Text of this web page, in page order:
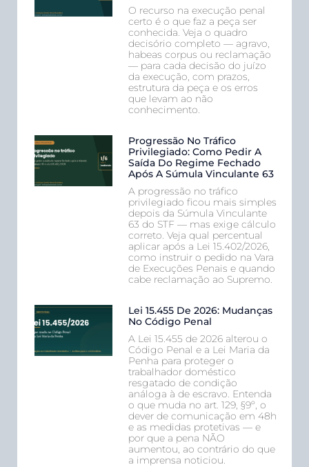
O recurso na execução penal
certo é o que faz a peça ser
conhecida. Veja o quadro
decisório completo — agravo,
habeas corpus ou reclamação
— para cada decisão do juízo
da execução, com prazos,
estrutura da peça e os erros
que levam ao não
conhecimento.
Progressão No Tráfico
Privilegiado: Como Pedir A
Saída Do Regime Fechado
Após A Súmula Vinculante 63
A progressão no tráfico
privilegiado ficou mais simples
depois da Súmula Vinculante
63 do STF — mas exige cálculo
correto. Veja qual percentual
aplicar após a Lei 15.402/2026,
como instruir o pedido na Vara
de Execuções Penais e quando
cabe reclamação ao Supremo.
Lei 15.455 De 2026: Mudanças
No Código Penal
A Lei 15.455 de 2026 alterou o
Código Penal e a Lei Maria da
Penha para proteger o
trabalhador doméstico
resgatado de condição
análoga à de escravo. Entenda
o que muda no art. 129, §9º, o
dever de comunicação em 48h
e as medidas protetivas — e
por que a pena NÃO
aumentou, ao contrário do que
a imprensa noticiou.